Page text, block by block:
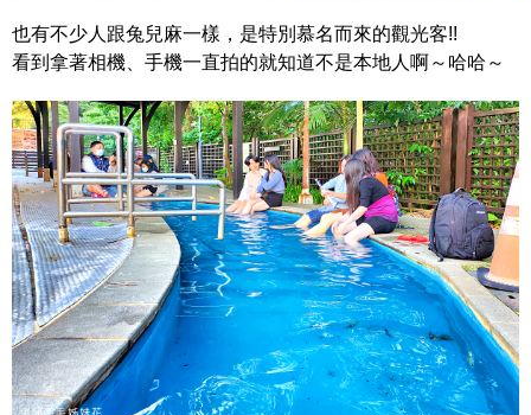
也有不少人跟兔兒麻一樣，是特別慕名而來的觀光客!!
看到拿著相機、手機一直拍的就知道不是本地人啊～哈哈～